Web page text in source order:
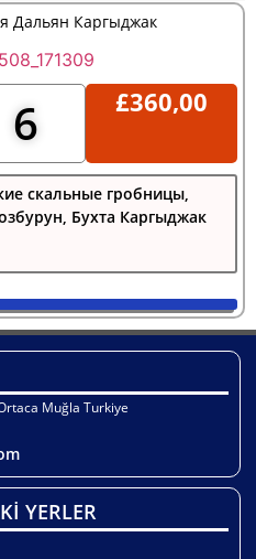
Дальян Каргыджак
6 £360,00
скальные гробницы,
Бухта Каргыджак
Muğla Turkiye
YERLER